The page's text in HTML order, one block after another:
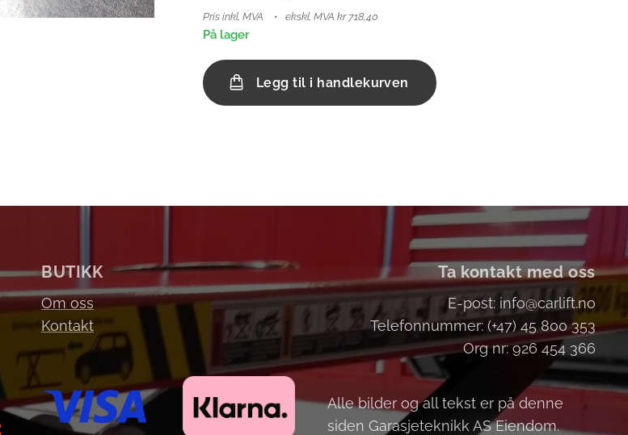
Pris inkl. MVA ekskl. MVA kr 718,40
På lager
Legg til i handlekurven
BUTIKK
Om oss
Kontakt
Ta kontakt med oss
E-post: info@carlift.no
Telefonnummer: (+47) 45 800 353
Org nr: 926 454 366
Alle bilder og all tekst er på denne
siden Garasjeteknikk AS Eiendom.